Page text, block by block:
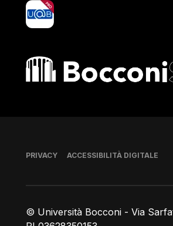
yoU@B
Bocconi shop
© Università Bocconi - Via
Piè di pagina
PRIVACY ACCESSIBILITÀ DIGITALE